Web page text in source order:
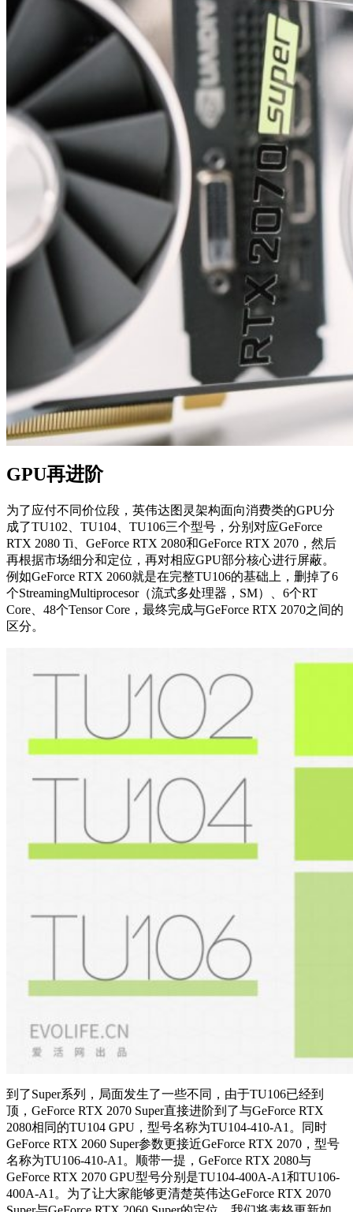
GPU再进阶
为了应付不同价位段，英伟达图灵架构面向消费类的GPU分
成了TU102、TU104、TU106三个型号，分别对应GeForce
RTX 2080 Ti、GeForce RTX 2080和GeForce RTX 2070，然后
再根据市场细分和定位，再对相应GPU部分核心进行屏蔽。
例如GeForce RTX 2060就是在完整TU106的基础上，删掉了6
个StreamingMultiprocesor（流式多处理器，SM）、6个RT
Core、48个Tensor Core，最终完成与GeForce RTX 2070之间的
区分。
到了Super系列，局面发生了一些不同，由于TU106已经到
顶，GeForce RTX 2070 Super直接进阶到了与GeForce RTX
2080相同的TU104 GPU，型号名称为TU104-410-A1。同时
GeForce RTX 2060 Super参数更接近GeForce RTX 2070，型号
名称为TU106-410-A1。顺带一提，GeForce RTX 2080与
GeForce RTX 2070 GPU型号分别是TU104-400A-A1和TU106-
400A-A1。为了让大家能够更清楚英伟达GeForce RTX 2070